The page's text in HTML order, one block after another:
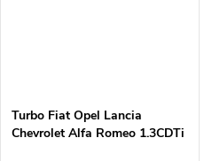
Turbo Fiat Opel Lancia
Chevrolet Alfa Romeo 1.3CDTi